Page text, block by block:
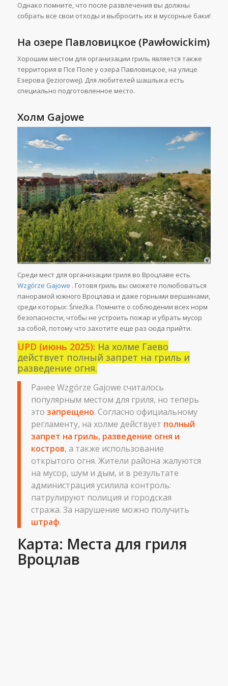
Однако помните, что после развлечения вы должны
собрать все свои отходы и выбросить их в мусорные баки!
На озере Павловицкое (Pawłowickim)
Хорошим местом для организации гриль является также
территория в Псе Поле у озера Павловицкое, на улице
Езерова (Jeziorowej). Для любителей шашлыка есть
специально подготовленное место.
Холм Gajowe
Среди мест для организации гриля во Вроцлаве есть
Wzgórze Gajowe . Готовя гриль вы сможете полюбоваться
панорамой южного Вроцлава и даже горными вершинами,
среди которых: Śnieżka. Помните о соблюдении всех норм
безопасности, чтобы не устроить пожар и убрать мусор
за собой, потому что захотите еще раз сюда прийти.
UPD (июнь 2025): На холме Гаево
действует полный запрет на гриль и
разведение огня.
Ранее Wzgórze Gajowe считалось
популярным местом для гриля, но теперь
это запрещено. Согласно официальному
регламенту, на холме действует полный
запрет на гриль, разведение огня и
костров, а также использование
открытого огня. Жители района жалуются
на мусор, шум и дым, и в результате
администрация усилила контроль:
патрулируют полиция и городская
стража. За нарушение можно получить
штраф.
Карта: Места для гриля
Вроцлав